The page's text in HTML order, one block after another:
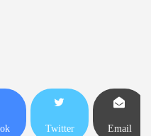
Twitter Email